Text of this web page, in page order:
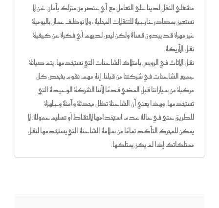
مشغلي النقل لدينا على التعامل مع أي عنصر من منزلك بأمان. نحن لا
نستعين بمصادر خارجية للتنقلات المحلية ، ولا نوظف عمال باليومية
غير مهرة قد يبدون قساة ولكن ليس لديهم أي فكرة عن كيفية
نقل الأريكة.
نقل الاثاث في الرويس بامتلاك الشاحنات التي نستخدمها. يتم صيانة
جميع الشاحنات في شركتنا من قبلنا. إنه مهم. نقوم بفحص كل
مركبة من سياراتنا قبل المضي قدمًا لأننا الشركة الوحيدة التي
تستخدمها. وهذا يعني أن الشاحنة تظل محدثة وآمنة وجاهزة
للطريق حتى في حالة عدم استخدامها لالتقاط أو تسليم حمولة. لا
يمكن للمحرك التأكد تمامًا من سلامة الشاحنة التي يستخدمها لنقل
ممتلكاتك إذا لم يكن يمتلكها.